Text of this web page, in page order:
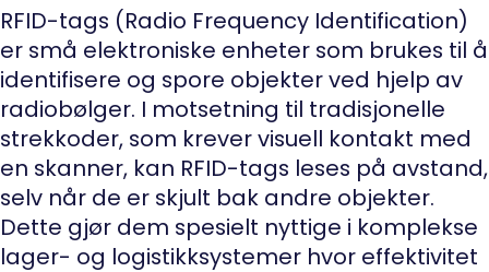
RFID-tags (Radio Frequency Identification)
er små elektroniske enheter som brukes til å
identifisere og spore objekter ved hjelp av
radiobølger. I motsetning til tradisjonelle
strekkoder, som krever visuell kontakt med
en skanner, kan RFID-tags leses på avstand,
selv når de er skjult bak andre objekter.
Dette gjør dem spesielt nyttige i komplekse
lager- og logistikksystemer hvor effektivitet